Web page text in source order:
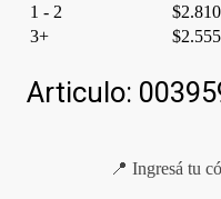
1 - 2
$2.810
3+
$2.555
Articulo:
📍 Ingresá tu